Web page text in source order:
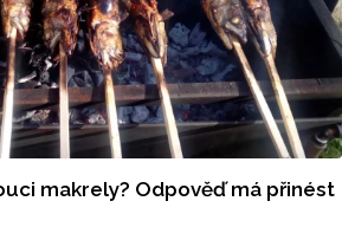
makrely? Odpověď má přinést